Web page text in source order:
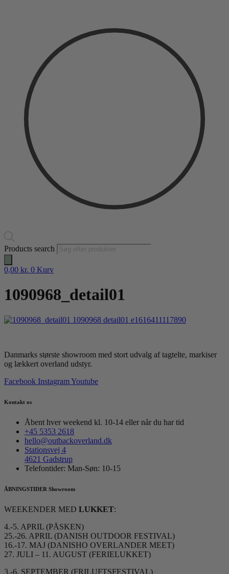
Products search
0,00 kr. 0 Kurv
1090968_detail01
Danmarks største showroom med stort udvalg af tagtelte, markiser
og lækkert overland udstyr.
Facebook InstagramYoutube
Kontakt os
Åbent hver weekend kl. 10-14 eller når du har tid
+45 5353 2618
hello@outbackoverland.dk
Stationsvej 4
4621 Gadstrup
Telefontider: Man-Søn: 10-15
ÅBNINGSTIDER Showroom
WEEKENDER MED LUKKET:
4.-5. APRIL (PÅSKEN)
25.-26. APRIL (DANISH OUTDOOR FESTIVAL)
16.-17. MAJ (DANISHO OVERLANDER MEET)
27. JULI – 11. AUGUST (FERIELUKKET)
3.-6. SEPTEMBER (FRILUFTSFESTIVAL)